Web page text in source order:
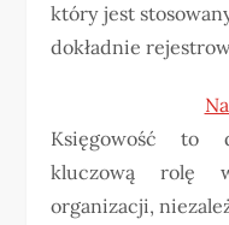
który jest
dokładnie
Księgowość to
kluczową rolę
organizacji,